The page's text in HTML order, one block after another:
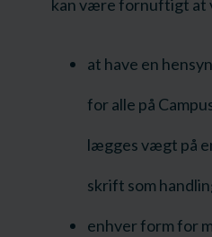
kan være fornuftigt at
at have en
for alle på
lægges vægt på
skrift som
enhver form for